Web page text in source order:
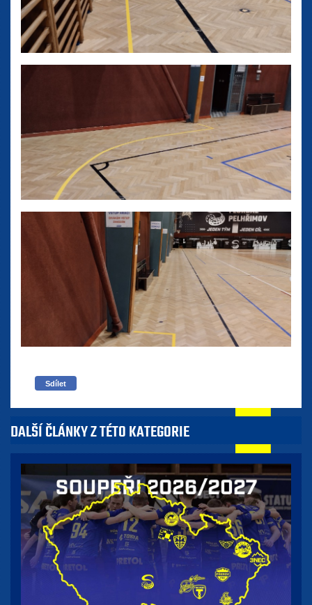
Sdílet
DALŠÍ ČLÁNKY Z TÉTO KATEGORIE